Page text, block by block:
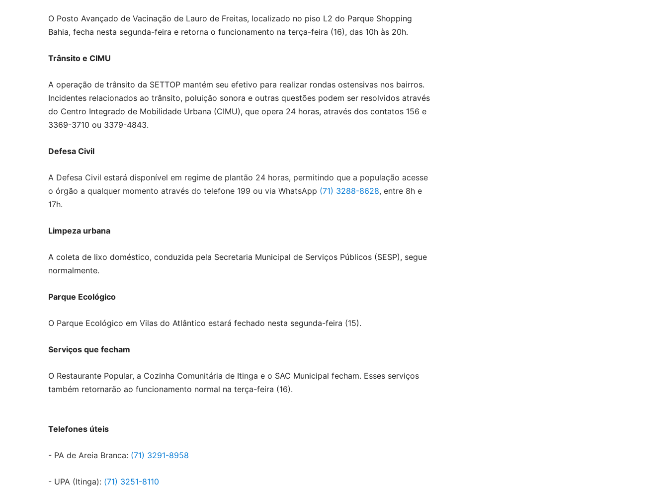
O Posto Avançado de Vacinação de Lauro de Freitas, localizado no piso L2 do Parque Shopping
Bahia, fecha nesta segunda-feira e retorna o funcionamento na terça-feira (16), das 10h às 20h.
Trânsito e CIMU
A operação de trânsito da SETTOP mantém seu efetivo para realizar rondas ostensivas nos bairros.
Incidentes relacionados ao trânsito, poluição sonora e outras questões podem ser resolvidos através
do Centro Integrado de Mobilidade Urbana (CIMU), que opera 24 horas, através dos contatos 156 e
3369-3710 ou 3379-4843.
Defesa Civil
A Defesa Civil estará disponível em regime de plantão 24 horas, permitindo que a população acesse
o órgão a qualquer momento através do telefone 199 ou via WhatsApp (71) 3288-8628, entre 8h e
17h.
Limpeza urbana
A coleta de lixo doméstico, conduzida pela Secretaria Municipal de Serviços Públicos (SESP), segue
normalmente.
Parque Ecológico
O Parque Ecológico em Vilas do Atlântico estará fechado nesta segunda-feira (15).
Serviços que fecham
O Restaurante Popular, a Cozinha Comunitária de Itinga e o SAC Municipal fecham. Esses serviços
também retornarão ao funcionamento normal na terça-feira (16).
Telefones úteis
- PA de Areia Branca: (71) 3291-8958
- UPA (Itinga): (71) 3251-8110